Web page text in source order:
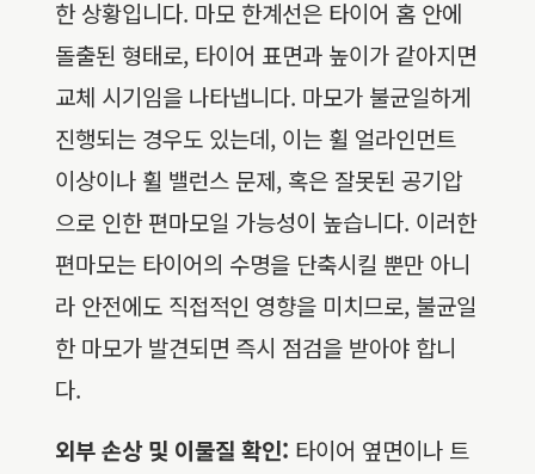
한 상황입니다. 마모 한계선은 타이어 홈 안에
돌출된 형태로, 타이어 표면과 높이가 같아지면
교체 시기임을 나타냅니다. 마모가 불균일하게
진행되는 경우도 있는데, 이는 휠 얼라인먼트
이상이나 휠 밸런스 문제, 혹은 잘못된 공기압
으로 인한 편마모일 가능성이 높습니다. 이러한
편마모는 타이어의 수명을 단축시킬 뿐만 아니
라 안전에도 직접적인 영향을 미치므로, 불균일
한 마모가 발견되면 즉시 점검을 받아야 합니
다.
외부 손상 및 이물질 확인: 타이어 옆면이나 트